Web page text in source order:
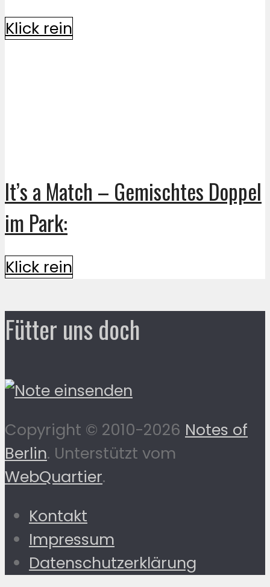
Klick rein
It’s a Match – Gemischtes Doppel
im Park:
Klick rein
Fütter uns doch
Copyright © 2010-2026 Notes of
Berlin. Unterstützt vom
WebQuartier.
Kontakt
Impressum
Datenschutzerklärung